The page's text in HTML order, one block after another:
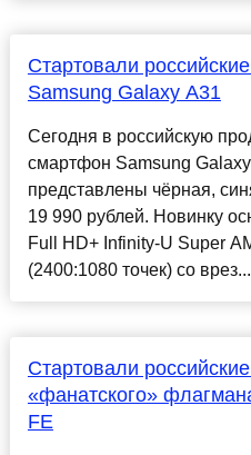
Стартовали
Samsung Galaxy A31
Сегодня в российскую
смартфон Samsung
представлены чёрная,
19 990 рублей. Новинку
Full HD+ Infinity-U Super
(2400:1080 точек) со врез...
Стартовали
«фанатского»
FE